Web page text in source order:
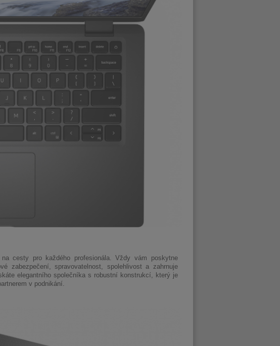
cesty pro každého profesionála. Vždy vám poskytne
zabezpečení, spravovatelnost, spolehlivost a zahrnuje
elegantního společníka s robustní konstrukcí, který je
v podnikání.